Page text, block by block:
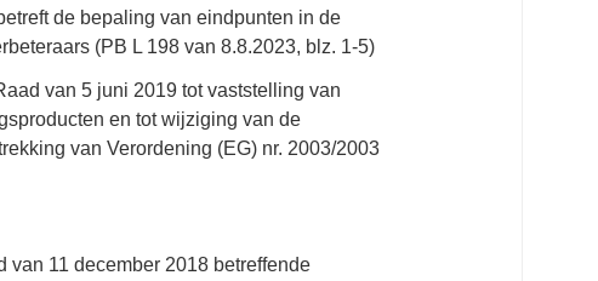
de bepaling van eindpunten in de
(PB L 198 van 8.8.2023, blz. 1-5)
van 5 juni 2019tot vaststelling van
en tot wijziging van de
van Verordening (EG) nr. 2003/2003
van 11 december 2018betreffende